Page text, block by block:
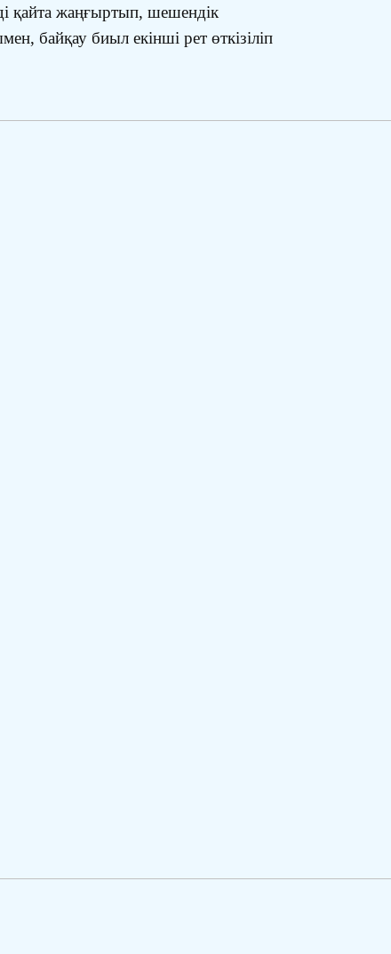
қайта жаңғыртып, шешендік
байқау биыл екінші рет өткізіліп